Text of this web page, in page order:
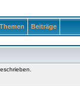
Themen Beiträge